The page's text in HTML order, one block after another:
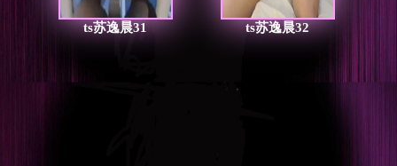
ts苏逸晨31 ts苏逸晨32